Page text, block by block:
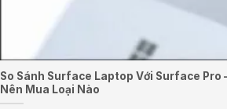
So Sánh Surface Laptop Với Surface Pro
Nên Mua Loại Nào